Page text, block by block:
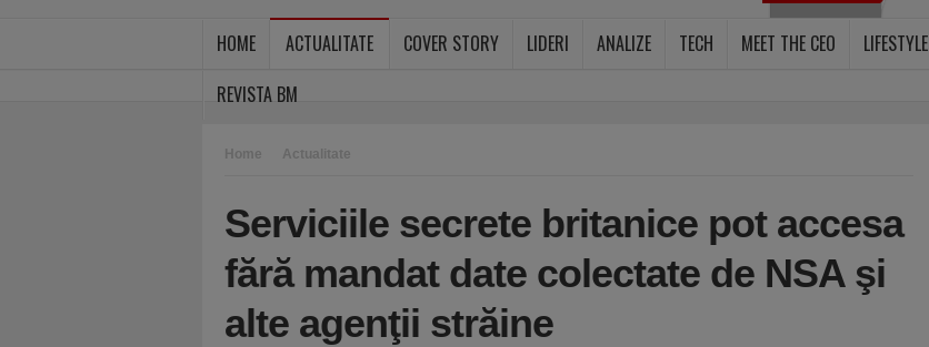
HOME ACTUALITATE COVER STORY LIDERI ANALIZE TECH MEET THE CEO LIFESTYLE
REVISTA BM
Home Actualitate
Serviciile secrete britanice pot accesa
fără mandat date colectate de NSA şi
alte agenţii străine